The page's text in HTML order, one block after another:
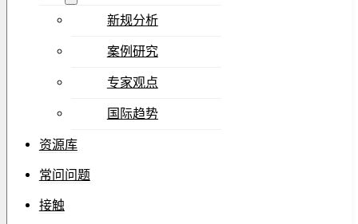
新规分析
案例研究
专家观点
国际趋势
资源库
常问问题
接触